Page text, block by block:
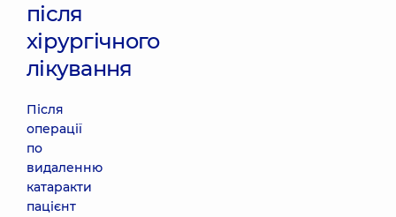
після
хірургічного
лікування
Після
операції
по
видаленню
катаракти
пацієнт